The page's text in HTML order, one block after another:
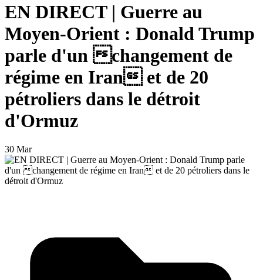
EN DIRECT | Guerre au
Moyen-Orient : Donald Trump
parle d'un changement de
régime en Iran et de 20
pétroliers dans le détroit
d'Ormuz
30 Mar